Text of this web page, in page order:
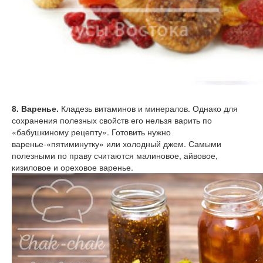
8. Варенье. Кладезь витаминов и минералов. Однако для
сохранения полезных свойств его нельзя варить по
«бабушкиному рецепту». Готовить нужно
варенье-«пятиминутку» или холодный джем. Самыми
полезными по праву считаются малиновое, айвовое,
кизиловое и ореховое варенье.